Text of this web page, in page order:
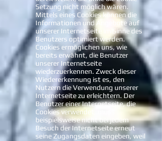
Setzung nicht möglich wären.
Mittels eines Cookies können die
Informationen und Angebote auf
unserer Internetseite im Sinne des
Benutzers optimiert werden.
Cookies ermöglichen uns, wie
bereits erwähnt, die Benutzer
unserer Internetseite
wiederzuerkennen. Zweck dieser
Wiedererkennung ist es, den
Nutzern die Verwendung unserer
Internetseite zu erleichtern. Der
Benutzer einer Internetseite, die
Cookies verwendet, muss
beispielsweise nicht bei jedem
Besuch der Internetseite erneut
seine Zugangsdaten eingeben, weil